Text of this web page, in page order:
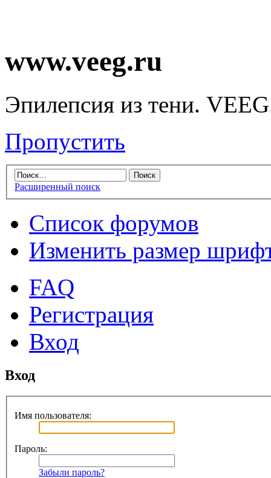
www.veeg.ru
Эпилепсия из тени.
Пропустить
Расширенный поиск
Список форумов
Изменить размер
FAQ
Регистрация
Вход
Вход
Имя пользователя:
Пароль:
Забыли пароль?